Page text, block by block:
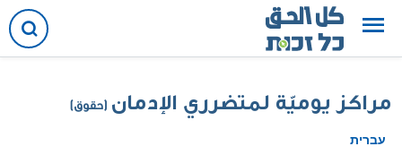
مراكز يوميّة لمتضرري الإدمان (حقوق)
עברית